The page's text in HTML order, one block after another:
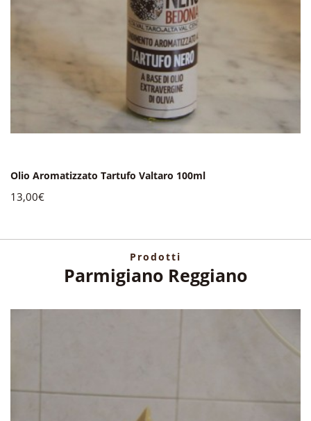
Olio Aromatizzato Tartufo Valtaro 100ml
13,00€
Prodotti
Parmigiano Reggiano